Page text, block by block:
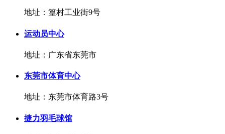
地址：篁村工业街9号
运动员中心
地址：广东省东莞市
东莞市体育中心
地址：东莞市体育路3号
捷力羽毛球馆